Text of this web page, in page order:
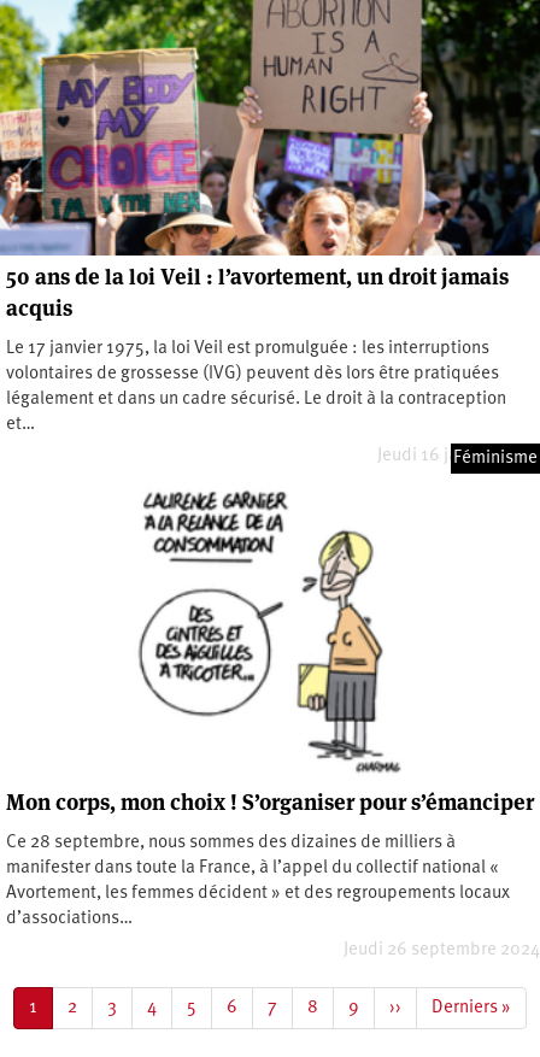
50 ans de la loi Veil : l’avortement, un droit jamais
acquis
Le 17 janvier 1975, la loi Veil est promulguée : les interruptions
volontaires de grossesse (IVG) peuvent dès lors être pratiquées
légalement et dans un cadre sécurisé. Le droit à la contraception
et…
Jeudi 16 janvier 2025
Féminisme
Mon corps, mon choix ! S’organiser pour s’émanciper
Ce 28 septembre, nous sommes des dizaines de milliers à
manifester dans toute la France, à l’appel du collectif national «
Avortement, les femmes décident » et des regroupements locaux
d’associations…
Jeudi 26 septembre 2024
Page
courante
1 Page
2 Page
3 Page
4 Page
5 Page
6 Page
7 Page
8 Page
9
Page
suivante
››
Dernière
page
Derniers »